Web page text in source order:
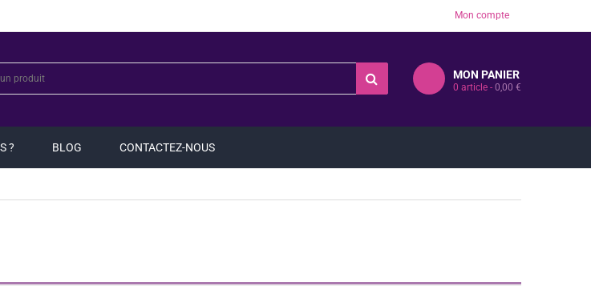
Mon compte
MON PANIER
0 article - 0,00 €
? BLOG CONTACTEZ-NOUS